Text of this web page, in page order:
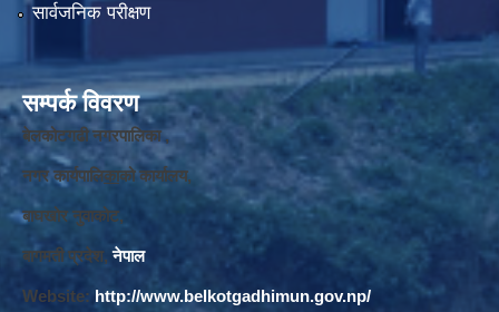
सार्वजनिक परीक्षण
सम्पर्क विवरण
बेलकोटगढी नगरपालिका ,
नगर कार्यपालिकाको कार्यालय,
बाघखोर नुवाकोट,
बागमती प्रदेश, नेपाल
Website: http://www.belkotgadhimun.gov.np/